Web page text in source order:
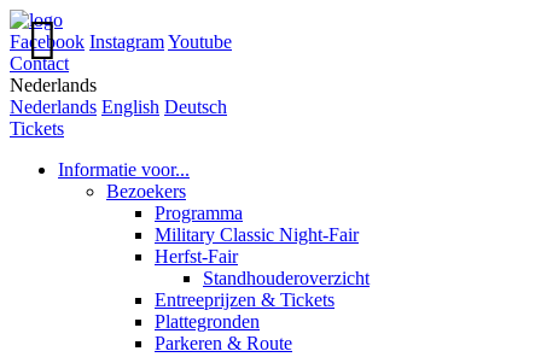
Facebook InstagramYoutube
Contact
Nederlands
Nederlands English Deutsch
Tickets
Informatie voor...
Bezoekers
Programma
Military Classic Night-Fair
Herfst-Fair
Standhouderoverzicht
Entreeprijzen & Tickets
Plattegronden
Parkeren & Route
